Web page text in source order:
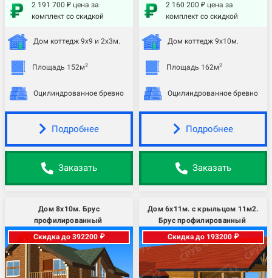
2 191 700 ₽ цена за
комплект со скидкой
Дом коттедж 9х9 и 2х3м.
Площадь 152м2
Оцилиндрованное бревно
Подробнее
Заказать
2 160 200 ₽ цена за
комплект со скидкой
Дом коттедж 9х10м.
Площадь 162м2
Оцилиндрованное бревно
Подробнее
Заказать
Дом 8х10м. Брус
профилированный
Скидка до 392200 ₽
Дом 6х11м. с крыльцом 11м2.
Брус профилированный
Скидка до 193200 ₽